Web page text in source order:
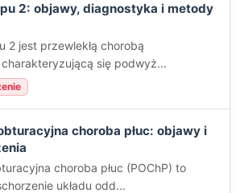
2: objawy, diagnostyka i metody
2 jest przewlekłą chorobą
się podwyż...
choroba płuc: objawy i
choroba płuc (POChP) to
układu odd...